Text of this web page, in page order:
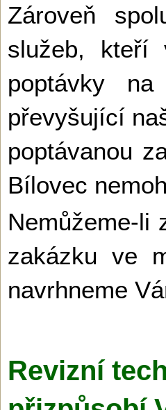
Zároveň
služeb, kteří
poptávky
převyšující
poptávanou
Bílovec
Nemůžeme-li
zakázku ve
navrhneme
Revizní